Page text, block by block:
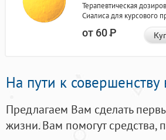
Терапевтическая
Сиалиса для курсового
от 60Р
На пути к совершенству
Предлагаем Вам сделать
жизни. Вам помогут